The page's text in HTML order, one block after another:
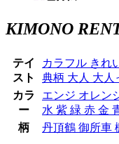
KIMONO
テイ
スト
カラフル きれ
典柄 大人 大人
カラ
ー
エンジ オレン
水 紫 緑 赤 金
柄
丹頂鶴 御所車